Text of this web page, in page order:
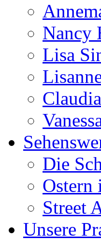
Nancy
Lisa
Die
Ostern
Street
Unsere